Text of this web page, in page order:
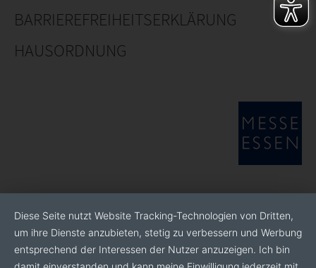
BARRIEREFREIHEITSERKLÄRUNG
HAUSORDNUNG
Diese Seite nutzt Website Tracking-Technologien von Dritten,
um ihre Dienste anzubieten, stetig zu verbessern und Werbung
entsprechend der Interessen der Nutzer anzuzeigen. Ich bin